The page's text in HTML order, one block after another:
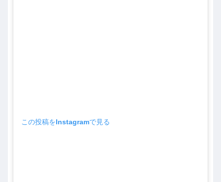
この投稿をInstagramで見る